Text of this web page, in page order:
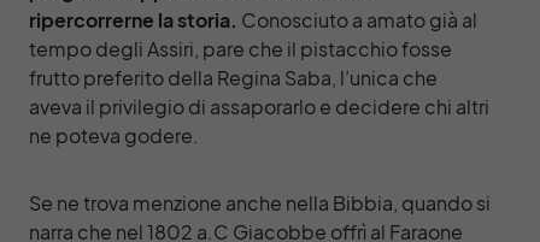
ripercorrerne la storia. Conosciuto a amato già al
tempo degli Assiri, pare che il pistacchio fosse
frutto preferito della Regina Saba, l’unica che
aveva il privilegio di assaporarlo e decidere chi altri
ne poteva godere.
Se ne trova menzione anche nella Bibbia, quando si
narra che nel 1802 a.C Giacobbe offrì al Faraone